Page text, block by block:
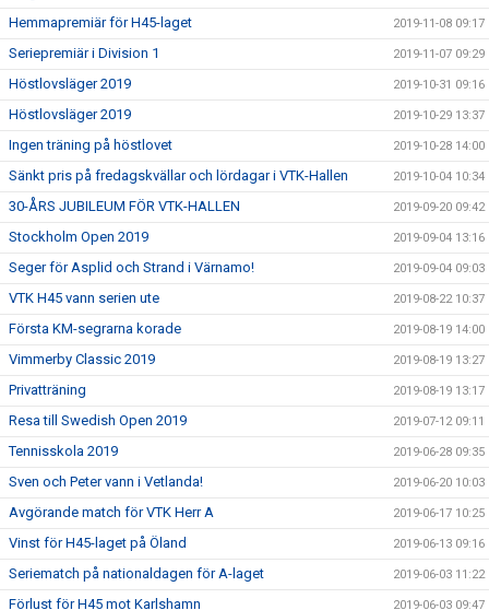
Hemmapremiär för H45-laget 2019-11-08 09:17
Seriepremiär i Division 1 2019-11-07 09:29
Höstlovsläger 2019 2019-10-31 09:16
Höstlovsläger 2019 2019-10-29 13:37
Ingen träning på höstlovet 2019-10-28 14:00
Sänkt pris på fredagskvällar och lördagar i VTK-Hallen 2019-10-04 10:34
30-ÅRS JUBILEUM FÖR VTK-HALLEN 2019-09-20 09:42
Stockholm Open 2019 2019-09-04 13:16
Seger för Asplid och Strand i Värnamo! 2019-09-04 09:03
VTK H45 vann serien ute 2019-08-22 10:37
Första KM-segrarna korade 2019-08-19 14:00
Vimmerby Classic 2019 2019-08-19 13:27
Privatträning 2019-08-19 13:17
Resa till Swedish Open 2019 2019-07-12 09:11
Tennisskola 2019 2019-06-28 09:35
Sven och Peter vann i Vetlanda! 2019-06-20 10:03
Avgörande match för VTK Herr A 2019-06-17 10:25
Vinst för H45-laget på Öland 2019-06-13 09:16
Seriematch på nationaldagen för A-laget 2019-06-03 11:22
Förlust för H45 mot Karlshamn 2019-06-03 09:47